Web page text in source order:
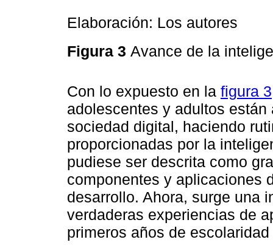
Elaboración: Los autores
Figura 3 Avance de la
Con lo expuesto en la figura 3
adolescentes y adultos
sociedad digital, haciendo
proporcionadas por la
pudiese ser descrita como
componentes y aplicaciones
desarrollo. Ahora, surge una
verdaderas experiencias de
primeros años de